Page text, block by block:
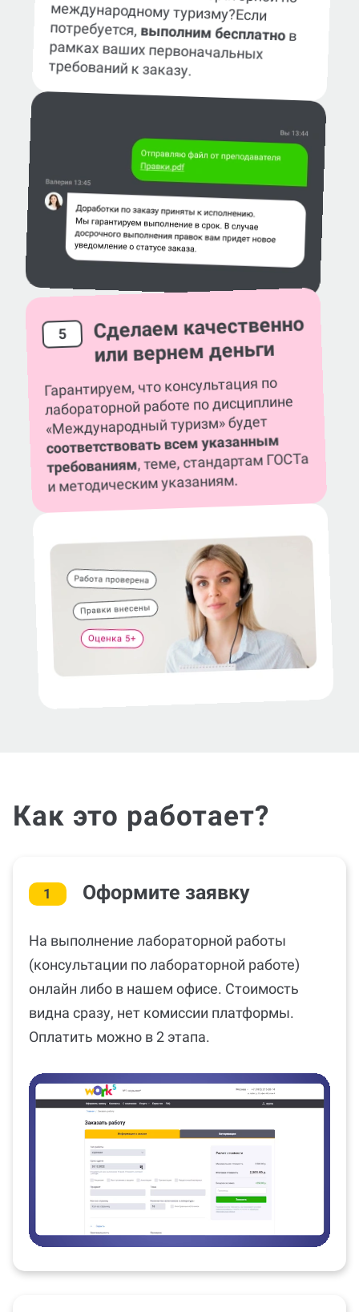
международному туризму?Если
потребуется, выполним бесплатнов
рамках ваших первоначальных
требований к заказу.
5 Сделаем качественно
или вернем деньги
Гарантируем, что консультация по
лабораторной работе по дисциплине
«Международный туризм» будет
соответствовать всем указанным
требованиям, теме, стандартам ГОСТа
и методическим указаниям.
Как это работает?
1 Оформите заявку
На выполнение лабораторной работы
(консультации по лабораторной работе)
онлайн либо в нашем офисе. Стоимость
видна сразу, нет комиссии платформы.
Оплатить можно в 2 этапа.